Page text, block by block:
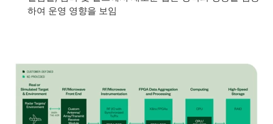
하여 운영 영향을 보임